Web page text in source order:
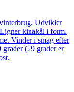
Udvikler
kinakål i form.
Vinder i smag efter
(29 grader er